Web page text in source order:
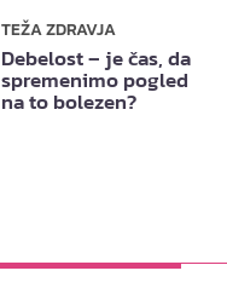
TEŽA ZDRAVJA
Debelost – je čas, da
spremenimo pogled
na to bolezen?